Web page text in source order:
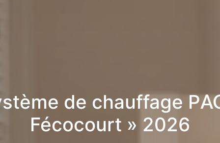
de chauffage
Fécocourt » 2026